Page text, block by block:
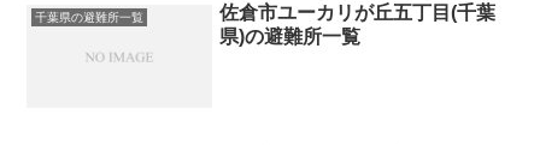
千葉県の避難所一覧
佐倉市ユーカリが丘五丁目(千葉
県)の避難所一覧